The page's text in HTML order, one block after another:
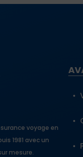
voyage en
1981 avec un
mesure.